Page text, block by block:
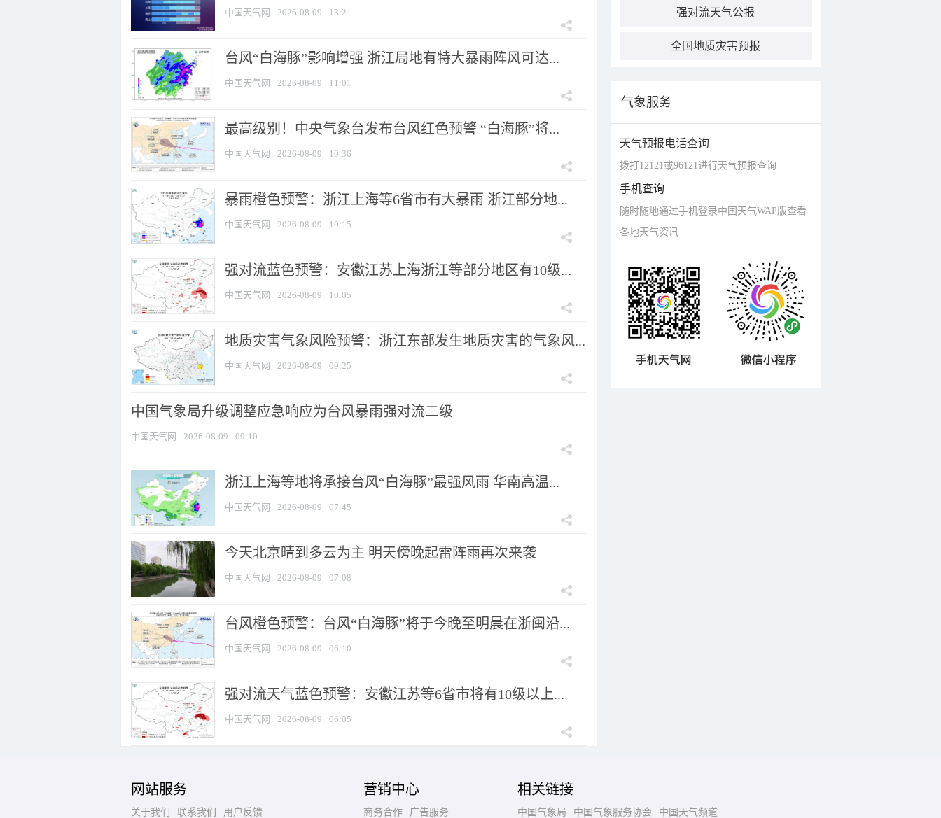
中国天气网 2026-08-09 13:21
台风“白海豚”影响增强 浙江局地有特大暴雨阵风可达...
中国天气网 2026-08-09 11:01
最高级别！中央气象台发布台风红色预警 “白海豚”将...
中国天气网 2026-08-09 10:36
暴雨橙色预警：浙江上海等6省市有大暴雨 浙江部分地...
中国天气网 2026-08-09 10:15
强对流蓝色预警：安徽江苏上海浙江等部分地区有10级...
中国天气网 2026-08-09 10:05
地质灾害气象风险预警：浙江东部发生地质灾害的气象风...
中国天气网 2026-08-09 09:25
中国气象局升级调整应急响应为台风暴雨强对流二级
中国天气网 2026-08-09 09:10
浙江上海等地将承接台风“白海豚”最强风雨 华南高温...
中国天气网 2026-08-09 07:45
今天北京晴到多云为主 明天傍晚起雷阵雨再次来袭
中国天气网 2026-08-09 07:08
台风橙色预警：台风“白海豚”将于今晚至明晨在浙闽沿...
中国天气网 2026-08-09 06:10
强对流天气蓝色预警：安徽江苏等6省市将有10级以上...
中国天气网 2026-08-09 06:05
强对流天气公报
全国地质灾害预报
气象服务
天气预报电话查询
拨打12121或96121进行天气预报查询
手机查询
随时随地通过手机登录中国天气WAP版查看
各地天气资讯
网站服务
关于我们 联系我们 用户反馈
营销中心
商务合作 广告服务
相关链接
中国气象局 中国气象服务协会 中国天气频道